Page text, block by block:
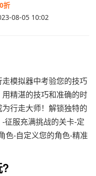
折
08-05 10:02
模拟器中考验您的技巧
精湛的技巧和准确的时
行走大师！解锁独特的
征服充满挑战的关卡-定
色-自定义您的角色-精准
?